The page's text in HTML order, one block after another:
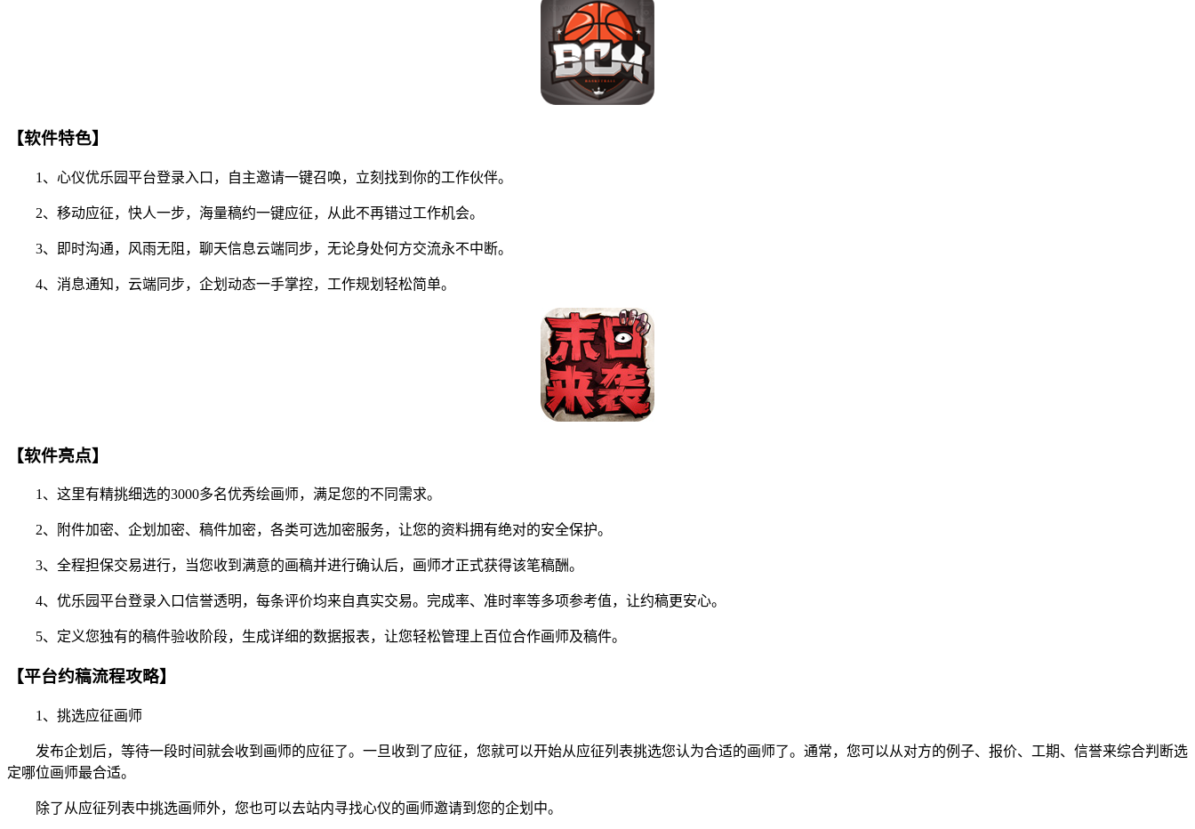
【软件特色】
1、心仪优乐园平台登录入口，自主邀请一键召唤，立刻找到你的工作伙伴。
2、移动应征，快人一步，海量稿约一键应征，从此不再错过工作机会。
3、即时沟通，风雨无阻，聊天信息云端同步，无论身处何方交流永不中断。
4、消息通知，云端同步，企划动态一手掌控，工作规划轻松简单。
【软件亮点】
1、这里有精挑细选的3000多名优秀绘画师，满足您的不同需求。
2、附件加密、企划加密、稿件加密，各类可选加密服务，让您的资料拥有绝对的安全保护。
3、全程担保交易进行，当您收到满意的画稿并进行确认后，画师才正式获得该笔稿酬。
4、优乐园平台登录入口信誉透明，每条评价均来自真实交易。完成率、准时率等多项参考值，让约稿更安心。
5、定义您独有的稿件验收阶段，生成详细的数据报表，让您轻松管理上百位合作画师及稿件。
【平台约稿流程攻略】
1、挑选应征画师
发布企划后，等待一段时间就会收到画师的应征了。一旦收到了应征，您就可以开始从应征列表挑选您认为合适的画师了。通常，您可以从对方的例子、报价、工期、信誉来综合判断选
定哪位画师最合适。
除了从应征列表中挑选画师外，您也可以去站内寻找心仪的画师邀请到您的企划中。